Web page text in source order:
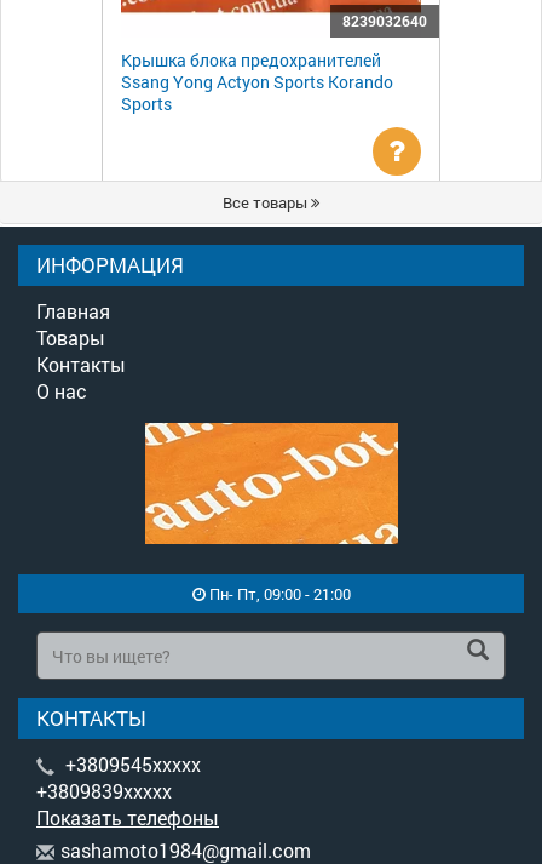
8239032640
Крышка блока предохранителей
Ssang Yong Actyon Sports Korando
Sports
Уточнить
цену
Все товары
ИНФОРМАЦИЯ
Главная
Товары
Контакты
О нас
Пн- Пт, 09:00 - 21:00
КОНТАКТЫ
+3809545xxxxx
+3809839xxxxx
Показать телефоны
sashamoto1984@gmail.com